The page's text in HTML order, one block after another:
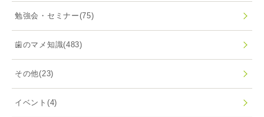
勉強会・セミナー(75)
歯のマメ知識(483)
その他(23)
イベント (4)